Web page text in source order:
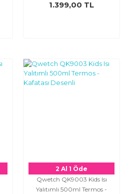
1.399,00 TL
2 Al 1 Öde
Qwetch QK9003 Kids Isı
Yalıtımlı 500ml Termos -